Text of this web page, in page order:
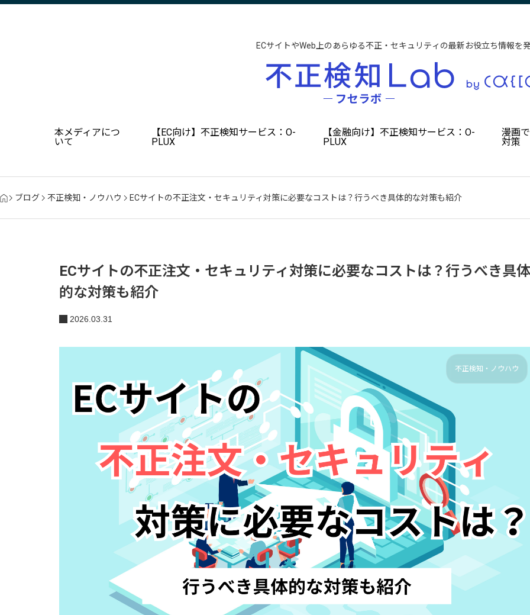
ECサイトやWeb上のあらゆる不正・セキュリティの最新お役立ち情報を
本メディアにつ
いて
【EC向け】不正検知サービス：O-
PLUX
【金融向け】不正検知サービス：O-
PLUX
漫画
対策
ブログ 不正検知・ノウハウ ECサイトの不正注文・セキュリティ対策に必要なコストは？行うべき具体的な対策も紹介
ECサイトの不正注文・セキュリティ対策に必要なコストは？行うべき具体
的な対策も紹介
2026.03.31
不正検知・ノウハウ